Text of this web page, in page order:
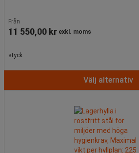
Från
11 550,00 kr exkl. moms
styck
Välj alternativ